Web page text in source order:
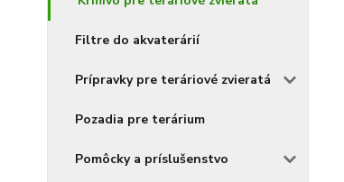
Filtre do akvaterárií
Prípravky pre teráriové zvieratá
Pozadia pre terárium
Pomôcky a príslušenstvo